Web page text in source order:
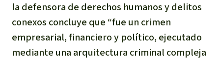
Granjas Industriales
Para niñas y niños
la defensora de derechos humanos y delitos
conexos concluye que “fue un crimen
empresarial, financiero y político, ejecutado
mediante una arquitectura criminal compleja